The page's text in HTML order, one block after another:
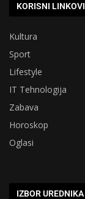
KORISNI LINKOVI
Kultura
Sport
Lifestyle
IT Tehnologija
Zabava
Horoskop
Oglasi
IZBOR UREDNIKA